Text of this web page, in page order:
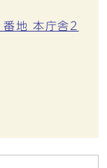
地 本庁舎2